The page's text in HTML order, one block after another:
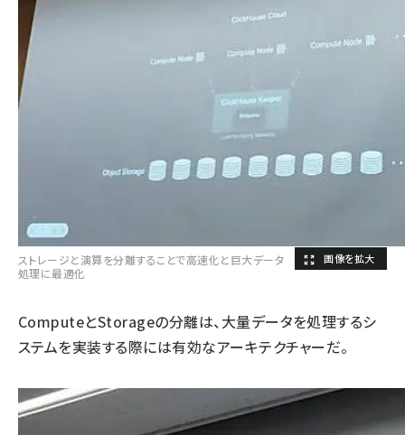
ストレージと演算を分離することで高速化と巨大データ
処理に最適化
ComputeとStorageの分離は、大量データを処理するシ
ステムを実装する際には有効なアーキテクチャーだ。